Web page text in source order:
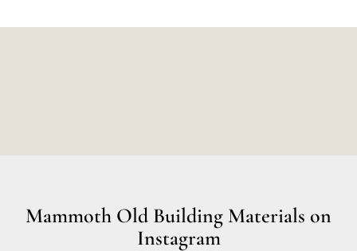
Mammoth Old Building Materials on
Instagram